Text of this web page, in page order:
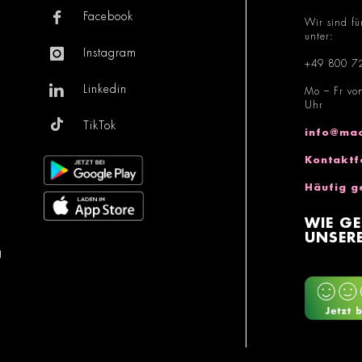
Facebook
Instagram
Linkedin
TikTok
Wir sind
unter:
+49 800
Mo – Fr
Uhr
Häufig
WIE